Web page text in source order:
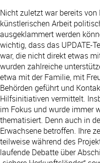
Nicht zuletzt war bereits von
künstlerischen Arbeit
ausgeklammert werden
wichtig, dass das UPDATE-
war, die nicht direkt etwas
wurden zahlreiche
etwa mit der Familie, mit
Behörden geführt und
Hilfsinitiativen vermittelt.
im Fokus und wurde immer
thematisiert. Denn auch in
Erwachsene betroffen. Ihre
teilweise während des
laufende Debatte über